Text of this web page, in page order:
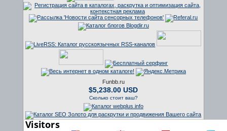
Funbb.ru
$5,238.00 USD
Сколько стоит ваш?